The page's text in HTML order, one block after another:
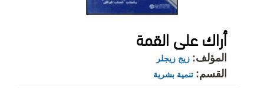
أراك على القمة
المؤلف: زيج زيجلر
القسم: تنمية بشرية